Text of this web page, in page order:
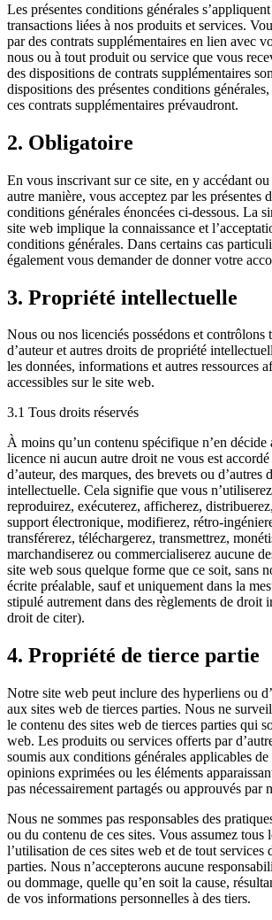
Les présentes conditions générales
transactions liées à nos produits et services.
par des contrats supplémentaires en lien avec
nous ou à tout produit ou service que vous
des dispositions de contrats supplémentaires
dispositions des présentes conditions
ces contrats supplémentaires prévaudront.
2. Obligatoire
En vous inscrivant sur ce site, en y accédant
autre manière, vous acceptez par les présentes
conditions générales énoncées ci-dessous. La
site web implique la connaissance et
conditions générales. Dans certains cas
également vous demander de donner votre
3. Propriété intellectuelle
Nous ou nos licenciés possédons et contrôlons
d’auteur et autres droits de propriété
les données, informations et autres ressources
accessibles sur le site web.
3.1 Tous droits réservés
À moins qu’un contenu spécifique n’en décide
licence ni aucun autre droit ne vous est
d’auteur, des marques, des brevets ou d’autres
intellectuelle. Cela signifie que vous
reproduirez, exécuterez, afficherez,
support électronique, modifierez, rétro-
transférerez, téléchargerez, transmettrez,
marchandiserez ou commercialiserez aucune
site web sous quelque forme que ce soit, sans
écrite préalable, sauf et uniquement dans la
stipulé autrement dans des règlements de droit
droit de citer).
4. Propriété de tierce partie
Notre site web peut inclure des hyperliens ou
aux sites web de tierces parties. Nous ne
le contenu des sites web de tierces parties qui
web. Les produits ou services offerts par
soumis aux conditions générales applicables de
opinions exprimées ou les éléments
pas nécessairement partagés ou approuvés par
Nous ne sommes pas responsables des
ou du contenu de ces sites. Vous assumez tous
l’utilisation de ces sites web et de tout services
parties. Nous n’accepterons aucune
ou dommage, quelle qu’en soit la cause,
de vos informations personnelles à des tiers.